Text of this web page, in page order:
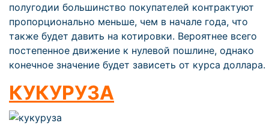
полугодии большинство покупателей контрактуют
пропорционально меньше, чем в начале года, что
также будет давить на котировки. Вероятнее всего
постепенное движение к нулевой пошлине, однако
конечное значение будет зависеть от курса доллара.
КУКУРУЗА